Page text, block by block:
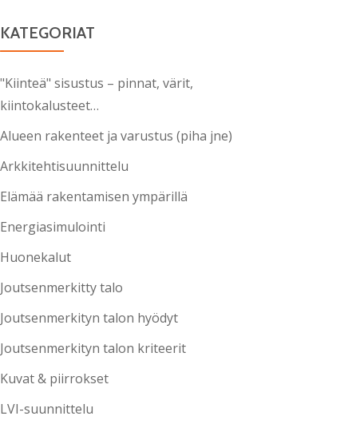
KATEGORIAT
"Kiinteä" sisustus – pinnat, värit,
kiintokalusteet…
Alueen rakenteet ja varustus (piha jne)
Arkkitehtisuunnittelu
Elämää rakentamisen ympärillä
Energiasimulointi
Huonekalut
Joutsenmerkitty talo
Joutsenmerkityn talon hyödyt
Joutsenmerkityn talon kriteerit
Kuvat & piirrokset
LVI-suunnittelu